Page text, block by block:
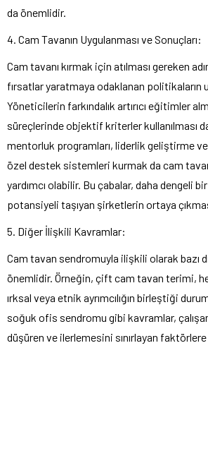
da önemlidir.
4. Cam Tavanın Uygulanması ve Sonuçları:
Cam tavanı kırmak için atılması gereken
fırsatlar yaratmaya odaklanan politikaların
Yöneticilerin farkındalık artırıcı eğitimler
süreçlerinde objektif kriterler kullanılması
mentorluk programları, liderlik geliştirme
özel destek sistemleri kurmak da cam
yardımcı olabilir. Bu çabalar, daha dengeli bir
potansiyeli taşıyan şirketlerin ortaya
5. Diğer İlişkili Kavramlar:
Cam tavan sendromuyla ilişkili olarak bazı
önemlidir. Örneğin, çift cam tavan terimi,
ırksal veya etnik ayrımcılığın birleştiği
soğuk ofis sendromu gibi kavramlar,
düşüren ve ilerlemesini sınırlayan faktörlere